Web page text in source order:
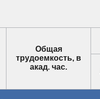
Общая
трудоемкость, в
акад. час.